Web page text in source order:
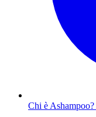
Chi è Ashampoo?